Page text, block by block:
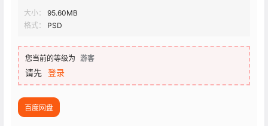
大小：
95.60MB
格式：
PSD
您当前的等级为 游客
请先 登录
百度网盘